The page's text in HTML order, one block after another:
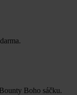
Boho sáčku.